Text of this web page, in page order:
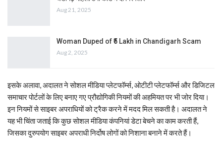
Aug 21, 2025
Woman Duped of ₹5 Lakh in Chandigarh Scam
Aug 2, 2025
इसके अलावा, अदालत ने सोशल मीडिया प्लेटफॉर्म्स, ओटीटी प्लेटफॉर्म्स और डिजिटल
समाचार पोर्टलों के लिए बनाए गए प्रौद्योगिकी नियमों की अहमियत पर भी जोर दिया।
इन नियमों से साइबर अपराधियों को ट्रैक करने में मदद मिल सकती है। अदालत ने
यह भी चिंता जताई कि कुछ सोशल मीडिया कंपनियां डेटा बेचने का काम करती हैं,
जिसका दुरुपयोग साइबर अपराधी निर्दोष लोगों को निशाना बनाने में करते हैं।